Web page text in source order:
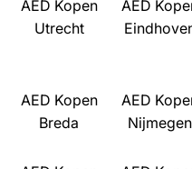
AED Kopen
Utrecht
AED
AED Kopen
Breda
AED
Nijmegen